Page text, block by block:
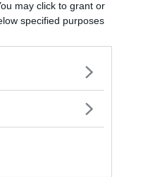
may click to grant or
specified purposes